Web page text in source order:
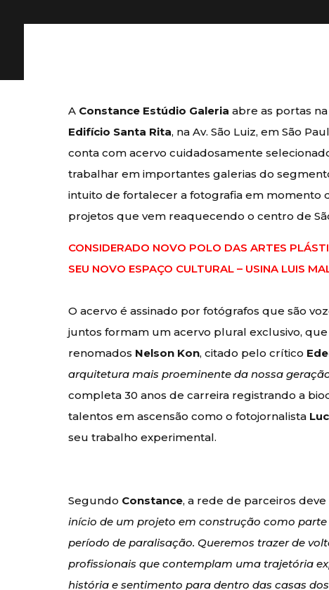
A Constance Estúdio Galeria abre as portas
Edifício Santa Rita, na Av. São Luiz, em São
conta com acervo cuidadosamente
trabalhar em importantes galerias do
intuito de fortalecer a fotografia em momento
projetos que vem reaquecendo o centro de
CONSIDERADO NOVO POLO DAS ARTES
SEU NOVO ESPAÇO CULTURAL – USINA LUIS
O acervo é assinado por fotógrafos que são
juntos formam um acervo plural exclusivo,
renomados Nelson Kon, citado pelo crítico
arquitetura mais proeminente da nossa
completa 30 anos de carreira registrando a
talentos em ascensão como o fotojornalista
seu trabalho experimental.
Segundo Constance, a rede de parceiros
início de um projeto em construção como
período de paralisação. Queremos trazer de
profissionais que contemplam uma trajetória
história e sentimento para dentro das casas